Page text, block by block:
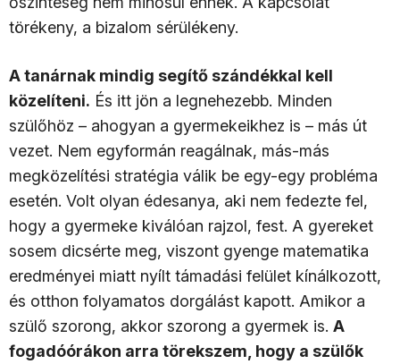
törékeny, a bizalom sérülékeny.
A tanárnak mindig segítő szándékkal kell
közelíteni. És itt jön a legnehezebb. Minden
szülőhöz – ahogyan a gyermekeikhez is – más út
vezet. Nem egyformán reagálnak, más-más
megközelítési stratégia válik be egy-egy probléma
esetén. Volt olyan édesanya, aki nem fedezte fel,
hogy a gyermeke kiválóan rajzol, fest. A gyereket
sosem dicsérte meg, viszont gyenge matematika
eredményei miatt nyílt támadási felület kínálkozott,
és otthon folyamatos dorgálást kapott. Amikor a
szülő szorong, akkor szorong a gyermek is. A
fogadóórákon arra törekszem, hogy a szülők